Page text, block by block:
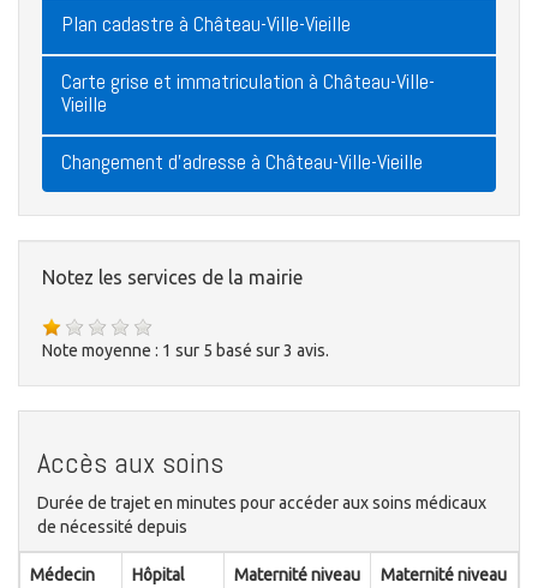
Plan cadastre à Château-Ville-Vieille
Carte grise et immatriculation à Château-Ville-
Vieille
Changement d'adresse à Château-Ville-Vieille
Notez les services de la mairie
Note moyenne : 1 sur 5 basé sur3 avis.
Accès aux soins
Durée de trajet en minutes pour accéder aux soins médicaux
de nécessité depuis
Médecin Hôpital
Maternité niveau
Maternité niveau